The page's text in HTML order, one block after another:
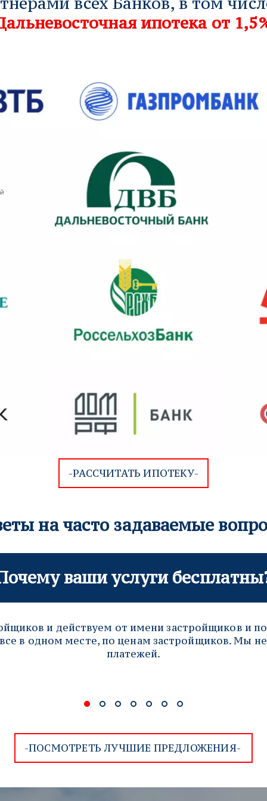
ипотека от
-РАССЧИТАТЬ ИПОТЕКУ-
на часто задаваемые
ваши услуги
и действуем от имени застройщиков и
в одном месте, по ценам застройщиков. Мы
платежей.
-ПОСМОТРЕТЬ ЛУЧШИЕ ПРЕДЛОЖЕНИЯ-